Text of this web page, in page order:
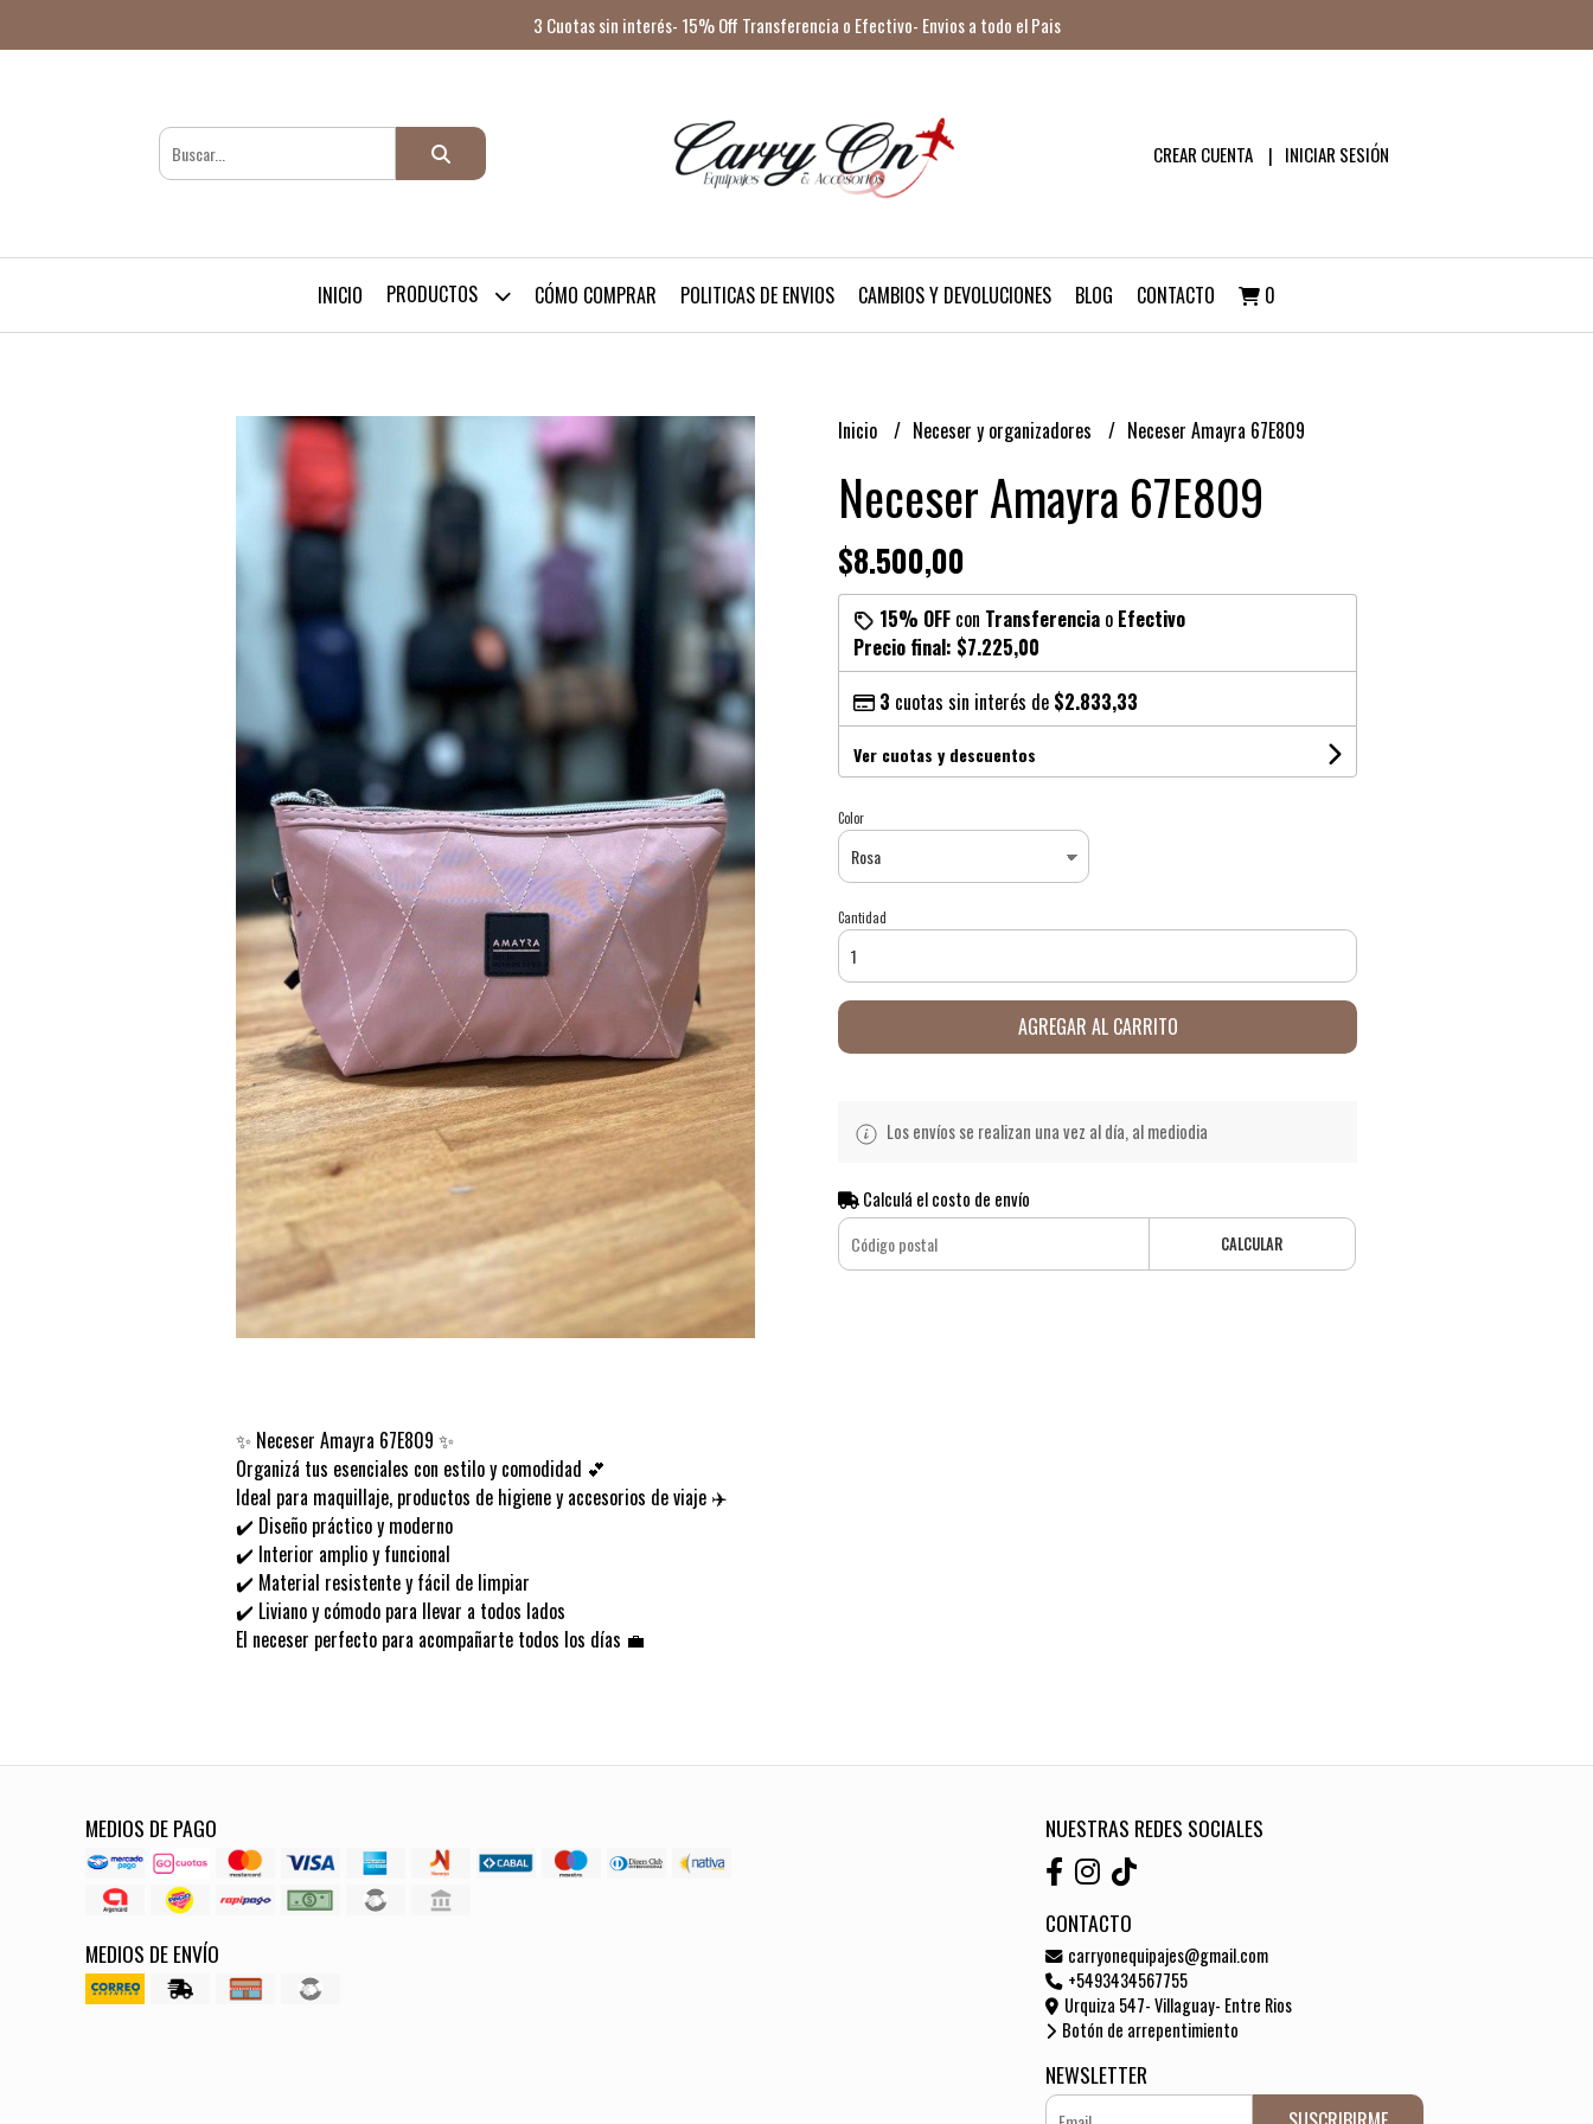
3 Cuotas sin interés- 15% Off Transferencia o Efectivo- Envios a todo el Pais
CREAR CUENTA INICIAR SESIÓN
INICIO PRODUCTOS CÓMO COMPRAR POLITICAS DE ENVIOS CAMBIOS Y DEVOLUCIONES BLOG CONTACTO 0
✨ Neceser Amayra 67E809 ✨
Organizá tus esenciales con estilo y comodidad 💕
Ideal para maquillaje, productos de higiene y accesorios de viaje ✈️
✔️ Diseño práctico y moderno
✔️ Interior amplio y funcional
✔️ Material resistente y fácil de limpiar
✔️ Liviano y cómodo para llevar a todos lados
El neceser perfecto para acompañarte todos los días 💼
Inicio Neceser y organizadores Neceser Amayra 67E809
Neceser Amayra 67E809
$8.500,00
15% OFF con Transferencia o Efectivo
Precio final: $7.225,00
3 cuotas sin interés de $2.833,33
Ver cuotas y descuentos
Color
Cantidad
AGREGAR AL CARRITO
Los envíos se realizan una vez al día, al mediodia
Calculá el costo de envío
CALCULAR
MEDIOS DE PAGO
MEDIOS DE ENVÍO
NUESTRAS REDES SOCIALES
CONTACTO
carryonequipajes@gmail.com
+5493434567755
Urquiza 547- Villaguay- Entre Rios
Botón de arrepentimiento
NEWSLETTER